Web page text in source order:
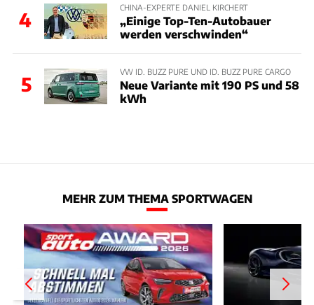
4
CHINA-EXPERTE DANIEL KIRCHERT
„Einige Top-Ten-Autobauer
werden verschwinden“
5
VW ID. BUZZ PURE UND ID. BUZZ PURE CARGO
Neue Variante mit 190 PS und 58
kWh
MEHR ZUM THEMA SPORTWAGEN